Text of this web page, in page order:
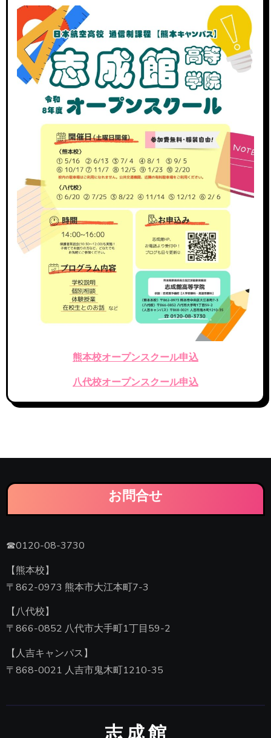
イ
ブ
熊本校オープンスクール申込
八代校オープンスクール申込
お問合せ
☎0120-08-3730
【熊本校】
〒862-0973 熊本市大江本町7-3
【八代校】
〒866-0852 八代市大手町1丁目59-2
【人吉キャンパス】
〒868-0021 人吉市鬼木町1210-35
志 成 館